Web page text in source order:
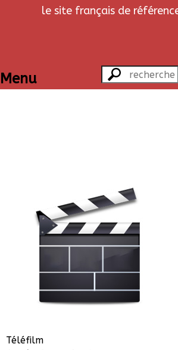
le site français de
Menu
Téléfilm